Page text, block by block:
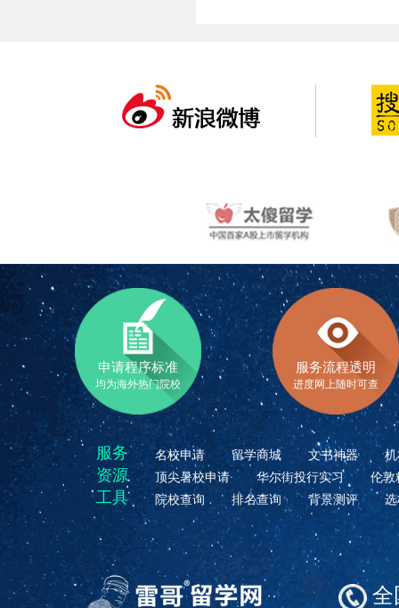
申请程序标准
均为海外热门院校
服务流程透明
进度网上随时可查
服务 名校申请 留学商城 文书神器 机
资源 顶尖暑校申请 华尔街投行实习 伦敦
工具 院校查询 排名查询 背景测评
全